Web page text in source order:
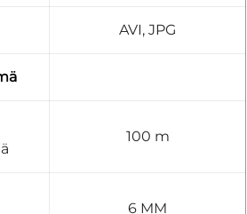
AVI, JPG
100 m
6 MM